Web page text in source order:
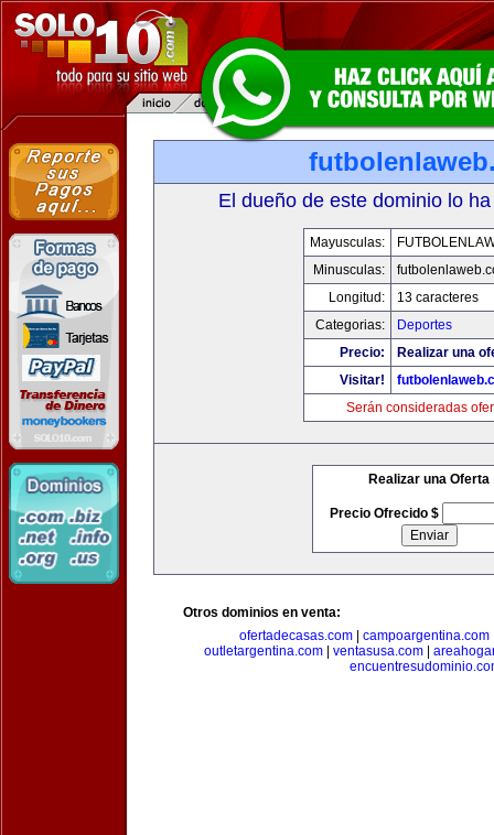
El dueño de este dominio lo
Mayusculas:
Minusculas:
Longitud:
13 caracteres
Categorias:
Deportes
Precio:
Realizar una
Visitar!
Serán consideradas
Realizar una Oferta
Precio Ofrecido $
Otros dominios en venta:
ofertadecasas.com| campoargentina.com
outletargentina.com
ventasusa.com